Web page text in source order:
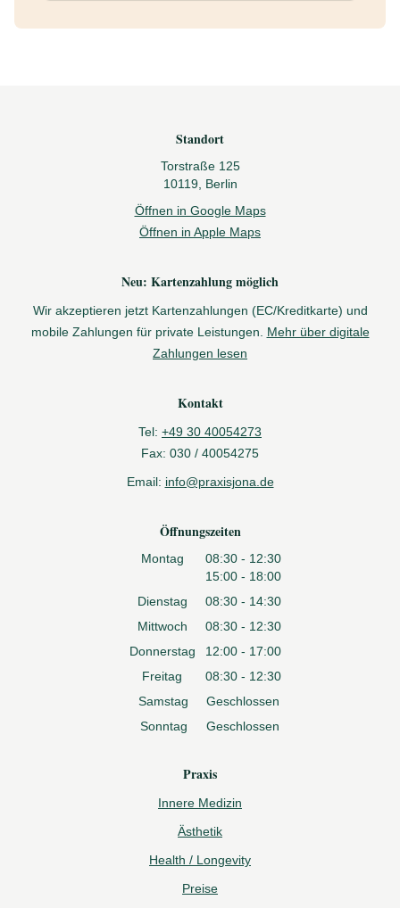
Standort
Torstraße 125
10119, Berlin
Öffnen in Google Maps
Öffnen in Apple Maps
Neu: Kartenzahlung möglich
Wir akzeptieren jetzt Kartenzahlungen (EC/Kreditkarte) und
mobile Zahlungen für private Leistungen.
Mehr über digitale
Zahlungen lesen
Kontakt
Tel: +49 30 40054273
Fax: 030 / 40054275
Email: info@praxisjona.de
Öffnungszeiten
Montag
08:30 - 12:30
15:00 - 18:00
Dienstag
08:30 - 14:30
Mittwoch
08:30 - 12:30
Donnerstag
12:00 - 17:00
Freitag
08:30 - 12:30
Samstag
Geschlossen
Sonntag
Geschlossen
Praxis
Innere Medizin
Ästhetik
Health / Longevity
Preise